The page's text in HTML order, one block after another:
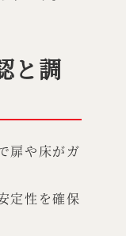
と調
扉や床がガ
定性を確保